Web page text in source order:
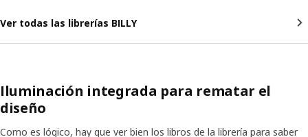
Ver todas las librerías BILLY
Iluminación integrada para rematar el
diseño
Como es lógico, hay que ver bien los libros de la librería para saber